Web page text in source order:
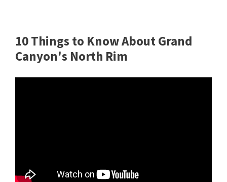
10 Things to Know About Grand
Canyon's North Rim